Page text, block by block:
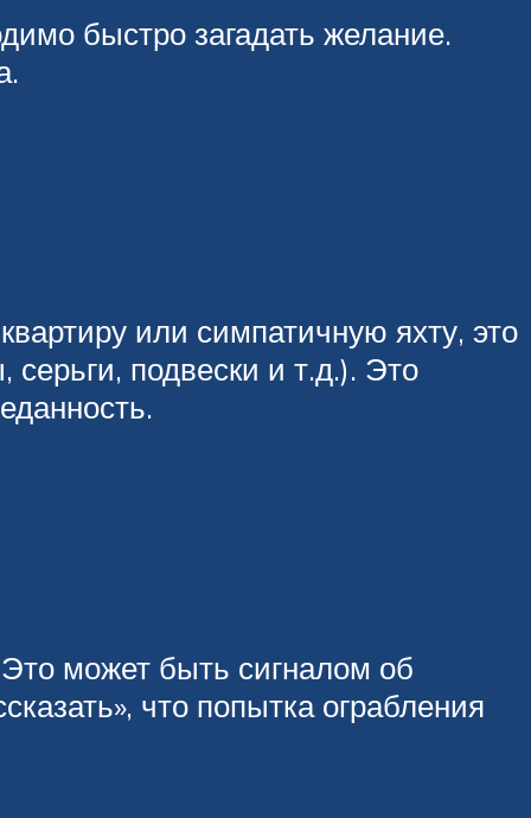
быстро загадать желание.
или симпатичную яхту, это
подвески и т.д.). Это
может быть сигналом об
что попытка ограбления